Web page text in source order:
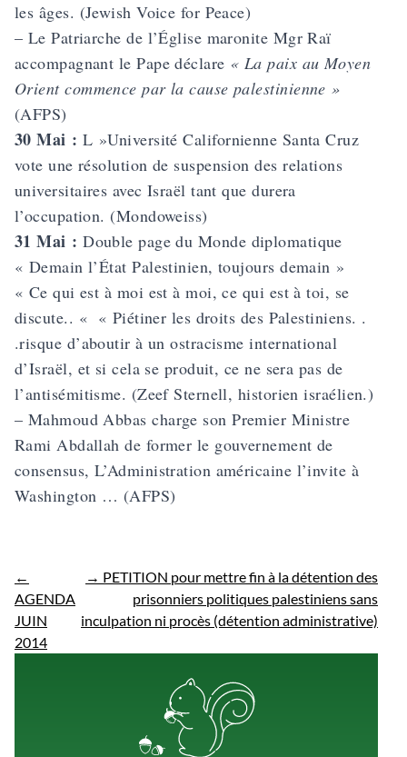
les âges. (Jewish Voice for Peace)
– Le Patriarche de l’Église maronite Mgr Raï
accompagnant le Pape déclare « La paix au Moyen
Orient commence par la cause palestinienne »
(AFPS)
30 Mai : L »Université Californienne Santa Cruz
vote une résolution de suspension des relations
universitaires avec Israël tant que durera
l’occupation. (Mondoweiss)
31 Mai : Double page du Monde diplomatique
« Demain l’État Palestinien, toujours demain »
« Ce qui est à moi est à moi, ce qui est à toi, se
discute.. « « Piétiner les droits des Palestiniens. .
.risque d’aboutir à un ostracisme international
d’Israël, et si cela se produit, ce ne sera pas de
l’antisémitisme. (Zeef Sternell, historien israélien.)
– Mahmoud Abbas charge son Premier Ministre
Rami Abdallah de former le gouvernement de
consensus, L’Administration américaine l’invite à
Washington … (AFPS)
←
AGENDA
JUIN
2014
→ PETITION pour mettre fin à la détention des
prisonniers politiques palestiniens sans
inculpation ni procès (détention administrative)